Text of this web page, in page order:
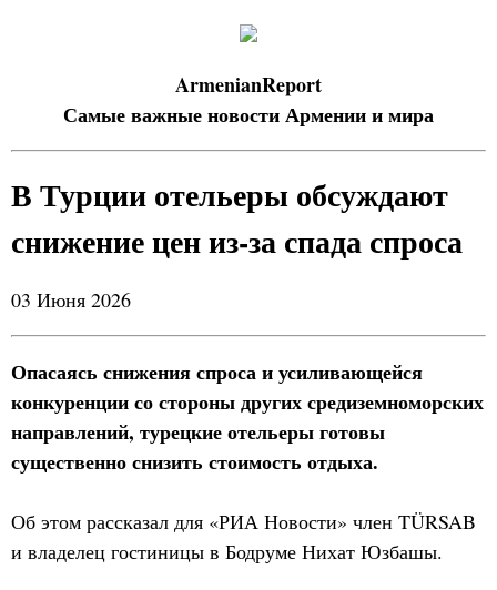
ArmenianReport
Самые важные новости Армении и мира
В Турции отельеры обсуждают
снижение цен из-за спада спроса
03 Июня 2026
Опасаясь снижения спроса и усиливающейся
конкуренции со стороны других средиземноморских
направлений, турецкие отельеры готовы
существенно снизить стоимость отдыха.
Об этом рассказал для «РИА Новости» член TÜRSAB
и владелец гостиницы в Бодруме Нихат Юзбашы.